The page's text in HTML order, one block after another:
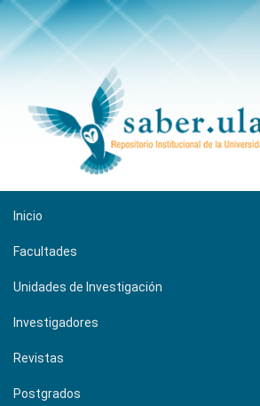
Inicio
Facultades
Unidades de Investigación
Investigadores
Revistas
Postgrados